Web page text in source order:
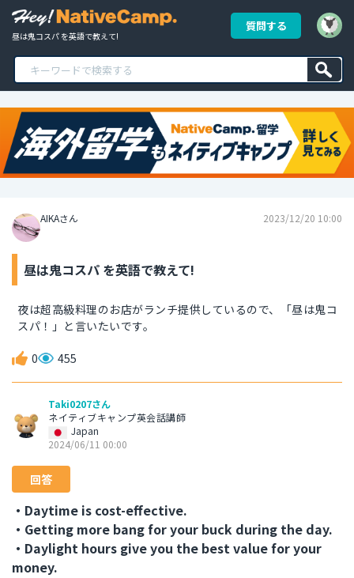
昼は鬼コスパ を英語で教えて!
質問する
AIKAさん 2023/12/20 10:00
昼は鬼コスパ を英語で教えて!
夜は超高級料理のお店がランチ提供しているので、「昼は鬼コ
スパ！」と言いたいです。
0 455
Taki0207さん
ネイティブキャンプ英会話講師
Japan
2024/06/11 00:00
回答
・Daytime is cost-effective.
・Getting more bang for your buck during the day.
・Daylight hours give you the best value for your
money.